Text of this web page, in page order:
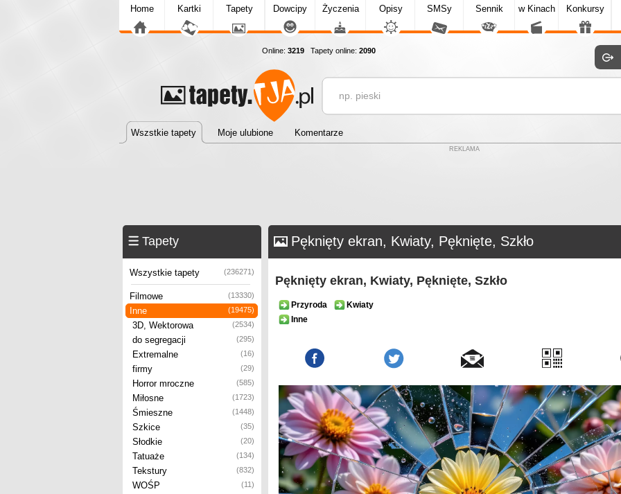
Home Kartki Tapety Dowcipy Życzenia Opisy SMSy Sennik w Kinach Konkursy
Online: 3219 Tapety online: 2090
Wszstkie tapety Moje ulubione Komentarze
REKLAMA
Tapety
Wszystkie tapety (236271)
Filmowe (13330)
Inne (19475)
3D, Wektorowa (2534)
do segregacji (295)
Extremalne (16)
firmy (29)
Horror mroczne (585)
Miłosne (1723)
Śmieszne (1448)
Szkice (35)
Słodkie (20)
Tatuaże (134)
Tekstury (832)
WOŚP (11)
Pęknięty ekran, Kwiaty, Pęknięte, Szkło
Pęknięty ekran, Kwiaty, Pęknięte, Szkło
Przyroda
Kwiaty
Inne